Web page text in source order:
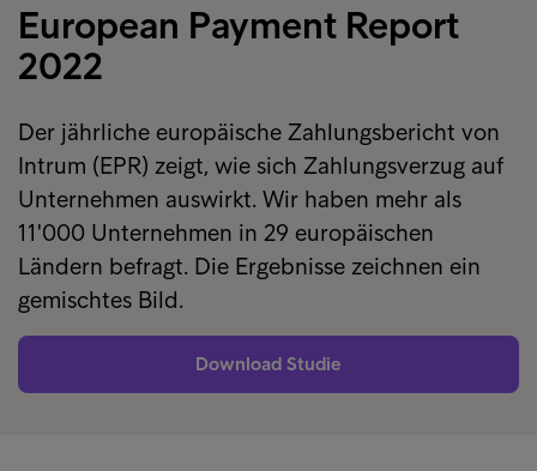
European Payment Report
2022
Der jährliche europäische Zahlungsbericht von
Intrum (EPR) zeigt, wie sich Zahlungsverzug auf
Unternehmen auswirkt. Wir haben mehr als
11'000 Unternehmen in 29 europäischen
Ländern befragt. Die Ergebnisse zeichnen ein
gemischtes Bild.
Download Studie